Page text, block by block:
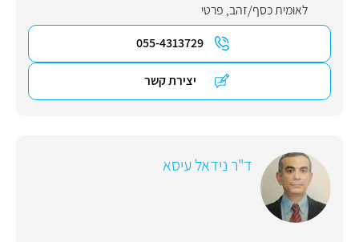
לאומית כסף/זהב, פרטי
055-4313729
יצירת קשר
ד"ר נידאל עיסא